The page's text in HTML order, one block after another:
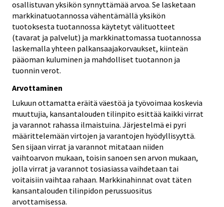
osallistuvan yksikön synnyttämää arvoa. Se lasketaan
markkinatuotannossa vähentämällä yksikön
tuotoksesta tuotannossa käytetyt välituotteet
(tavarat ja palvelut) ja markkinattomassa tuotannossa
laskemalla yhteen palkansaajakorvaukset, kiinteän
pääoman kuluminen ja mahdolliset tuotannon ja
tuonnin verot.
Arvottaminen
Lukuun ottamatta eräitä väestöä ja työvoimaa koskevia
muuttujia, kansantalouden tilinpito esittää kaikki virrat
ja varannot rahassa ilmaistuina. Järjestelmä ei pyri
määrittelemään virtojen ja varantojen hyödyllisyyttä.
Sen sijaan virrat ja varannot mitataan niiden
vaihtoarvon mukaan, toisin sanoen sen arvon mukaan,
jolla virrat ja varannot tosiasiassa vaihdetaan tai
voitaisiin vaihtaa rahaan. Markkinahinnat ovat täten
kansantalouden tilinpidon perussuositus
arvottamisessa.